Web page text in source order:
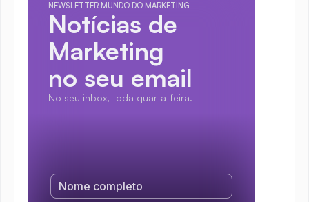
NEWSLETTER MUNDO DO MARKETING
Notícias de
Marketing
no seu email
No seu inbox, toda quarta-feira.